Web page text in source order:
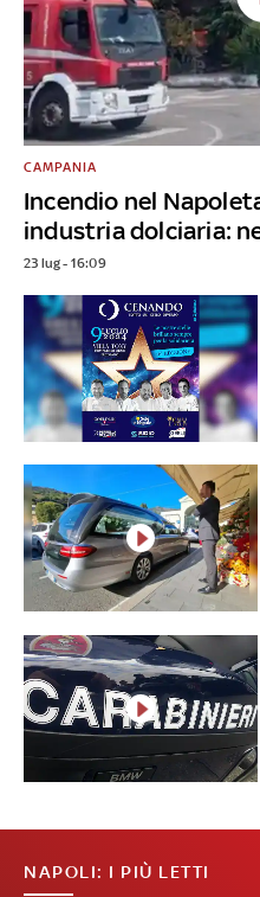
Incendio nel
industria dolciaria:
CAMPANIA
23 lug - 16:09
NAPOLI: I PIÙ LETTI